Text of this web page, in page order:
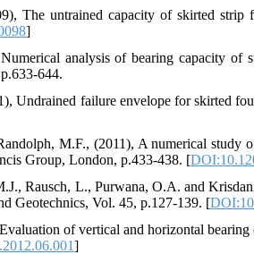
The untrained capacity of skirted strip
]
analysis of bearing capacity
644.
Undrained failure envelope for skirted
M.F., (2011), A numerical study
Group, London, p.433-438. [
Rausch, L., Purwana, O.A. and
Geotechnics, Vol. 45, p.127-139. [
of vertical and horizontal
]